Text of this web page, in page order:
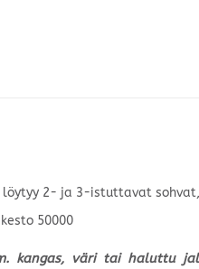
2- ja 3-istuttavat
50000
kangas, väri tai haluttu